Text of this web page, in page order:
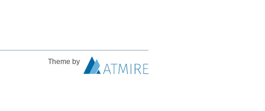
Theme by